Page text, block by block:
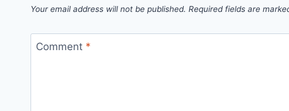
Your email address will not be published. Required fields are
Comment *